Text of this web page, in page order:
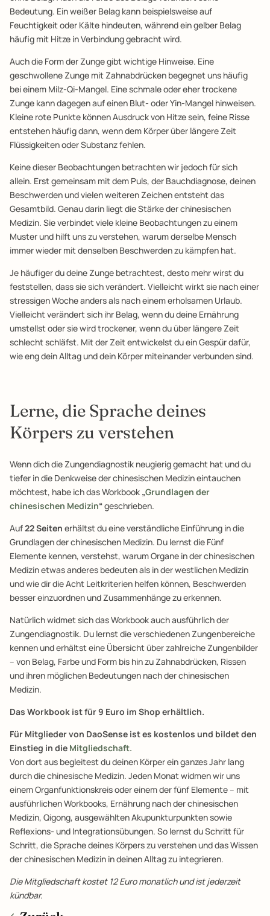
Bedeutung. Ein weißer Belag kann beispielsweise auf
Feuchtigkeit oder Kälte hindeuten, während ein gelber Belag
häufig mit Hitze in Verbindung gebracht wird.
Auch die Form der Zunge gibt wichtige Hinweise. Eine
geschwollene Zunge mit Zahnabdrücken begegnet uns häufig
bei einem Milz-Qi-Mangel. Eine schmale oder eher trockene
Zunge kann dagegen auf einen Blut- oder Yin-Mangel hinweisen.
Kleine rote Punkte können Ausdruck von Hitze sein, feine Risse
entstehen häufig dann, wenn dem Körper über längere Zeit
Flüssigkeiten oder Substanz fehlen.
Keine dieser Beobachtungen betrachten wir jedoch für sich
allein. Erst gemeinsam mit dem Puls, der Bauchdiagnose, deinen
Beschwerden und vielen weiteren Zeichen entsteht das
Gesamtbild. Genau darin liegt die Stärke der chinesischen
Medizin. Sie verbindet viele kleine Beobachtungen zu einem
Muster und hilft uns zu verstehen, warum derselbe Mensch
immer wieder mit denselben Beschwerden zu kämpfen hat.
Je häufiger du deine Zunge betrachtest, desto mehr wirst du
feststellen, dass sie sich verändert. Vielleicht wirkt sie nach einer
stressigen Woche anders als nach einem erholsamen Urlaub.
Vielleicht verändert sich ihr Belag, wenn du deine Ernährung
umstellst oder sie wird trockener, wenn du über längere Zeit
schlecht schläfst. Mit der Zeit entwickelst du ein Gespür dafür,
wie eng dein Alltag und dein Körper miteinander verbunden sind.
Lerne, die Sprache deines
Körpers zu verstehen
Wenn dich die Zungendiagnostik neugierig gemacht hat und du
tiefer in die Denkweise der chinesischen Medizin eintauchen
möchtest, habe ich das Workbook „Grundlagen der
chinesischen Medizin“geschrieben.
Auf22 Seiten erhältst du eine verständliche Einführung in die
Grundlagen der chinesischen Medizin. Du lernst die Fünf
Elemente kennen, verstehst, warum Organe in der chinesischen
Medizin etwas anderes bedeuten als in der westlichen Medizin
und wie dir die Acht Leitkriterien helfen können, Beschwerden
besser einzuordnen und Zusammenhänge zu erkennen.
Natürlich widmet sich das Workbook auch ausführlich der
Zungendiagnostik. Du lernst die verschiedenen Zungenbereiche
kennen und erhältst eine Übersicht über zahlreiche Zungenbilder
– von Belag, Farbe und Form bis hin zu Zahnabdrücken, Rissen
und ihren möglichen Bedeutungen nach der chinesischen
Medizin.
Das Workbook ist für 9 Euro im Shop erhältlich.
Für Mitglieder von DaoSense ist es kostenlos und bildet den
Einstieg in die Mitgliedschaft.
Von dort aus begleitest du deinen Körper ein ganzes Jahr lang
durch die chinesische Medizin. Jeden Monat widmen wir uns
einem Organfunktionskreis oder einem der fünf Elemente – mit
ausführlichen Workbooks, Ernährung nach der chinesischen
Medizin, Qigong, ausgewählten Akupunkturpunkten sowie
Reflexions- und Integrationsübungen. So lernst du Schritt für
Schritt, die Sprache deines Körpers zu verstehen und das Wissen
der chinesischen Medizin in deinen Alltag zu integrieren.
Die Mitgliedschaft kostet 12 Euro monatlich und ist jederzeit
kündbar.